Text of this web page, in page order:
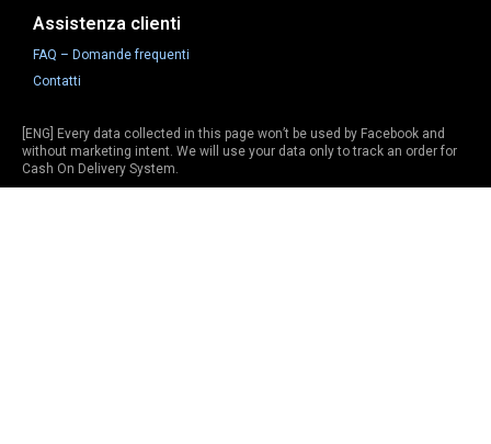
Assistenza clienti
FAQ – Domande frequenti
Contatti
[ENG] Every data collected in this page won’t be used by Facebook and
without marketing intent. We will use your data only to track an order for
Cash On Delivery System.